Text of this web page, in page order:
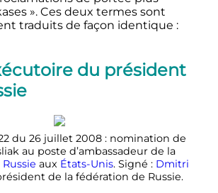
». Ces deux termes sont
traduits de façon identique :
du président
du 26 juillet 2008 : nomination de
au poste d’ambassadeur de la
aux États-Unis. Signé : Dmitri
de la fédération de Russie.